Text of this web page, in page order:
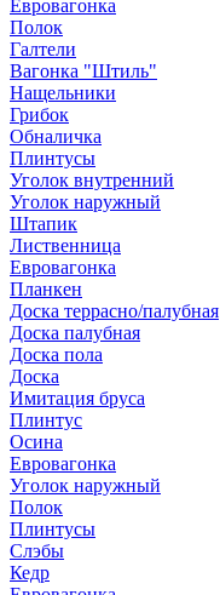
Евровагонка
Полок
Галтели
Вагонка "Штиль"
Нащельники
Грибок
Обналичка
Плинтусы
Уголок внутренний
Уголок наружный
Штапик
Лиственница
Евровагонка
Планкен
Доска террасно/палубная
Доска палубная
Доска пола
Доска
Имитация бруса
Плинтус
Осина
Евровагонка
Уголок наружный
Полок
Плинтусы
Слэбы
Кедр